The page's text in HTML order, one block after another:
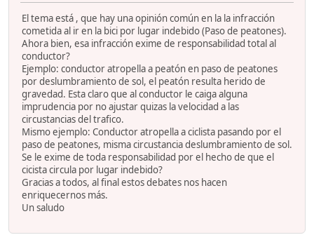
El tema está , que hay una opinión común en la la infracción
cometida al ir en la bici por lugar indebido (Paso de peatones).
Ahora bien, esa infracción exime de responsabilidad total al
conductor?
Ejemplo: conductor atropella a peatón en paso de peatones
por deslumbramiento de sol, el peatón resulta herido de
gravedad. Esta claro que al conductor le caiga alguna
imprudencia por no ajustar quizas la velocidad a las
circustancias del trafico.
Mismo ejemplo: Conductor atropella a ciclista pasando por el
paso de peatones, misma circustancia deslumbramiento de sol.
Se le exime de toda responsabilidad por el hecho de que el
cicista circula por lugar indebido?
Gracias a todos, al final estos debates nos hacen
enriquecernos más.
Un saludo